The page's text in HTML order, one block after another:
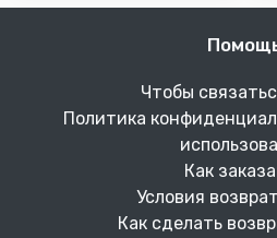
Чтобы
Политика
Как
Условия
Как сделать